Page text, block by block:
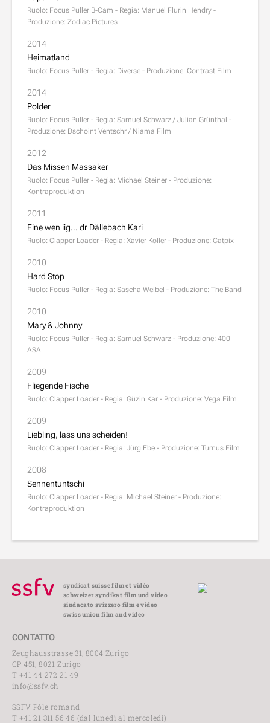
Ruolo: Focus Puller B-Cam - Regia: Manuel Flurin Hendry -
Produzione: Zodiac Pictures
2014
Heimatland
Ruolo: Focus Puller - Regia: Diverse - Produzione: Contrast Film
2014
Polder
Ruolo: Focus Puller - Regia: Samuel Schwarz / Julian Grünthal -
Produzione: Dschoint Ventschr / Niama Film
2012
Das Missen Massaker
Ruolo: Focus Puller - Regia: Michael Steiner - Produzione:
Kontraproduktion
2011
Eine wen iig... dr Dällebach Kari
Ruolo: Clapper Loader - Regia: Xavier Koller - Produzione: Catpix
2010
Hard Stop
Ruolo: Focus Puller - Regia: Sascha Weibel - Produzione: The Band
2010
Mary & Johnny
Ruolo: Focus Puller - Regia: Samuel Schwarz - Produzione: 400
ASA
2009
Fliegende Fische
Ruolo: Clapper Loader - Regia: Güzin Kar - Produzione: Vega Film
2009
Liebling, lass uns scheiden!
Ruolo: Clapper Loader - Regia: Jürg Ebe - Produzione: Turnus Film
2008
Sennentuntschi
Ruolo: Clapper Loader - Regia: Michael Steiner - Produzione:
Kontraproduktion
syndicat suisse film et vidéo
schweizer syndikat film und video
sindacato svizzero film e video
swiss union film and video
CONTATTO
Zeughausstrasse 31, 8004 Zurigo
CP 451, 8021 Zurigo
T +41 44 272 21 49
info@ssfv.ch
SSFV Pôle romand
T +41 21 311 56 46 (dal lunedì al mercoledì)